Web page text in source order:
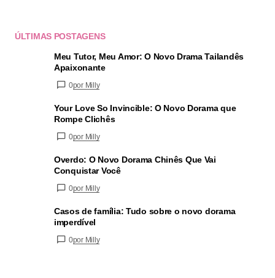
ÚLTIMAS POSTAGENS
Meu Tutor, Meu Amor: O Novo Drama Tailandês
Apaixonante
0por Milly
Your Love So Invincible: O Novo Dorama que
Rompe Clichês
0por Milly
Overdo: O Novo Dorama Chinês Que Vai
Conquistar Você
0por Milly
Casos de família: Tudo sobre o novo dorama
imperdível
0por Milly